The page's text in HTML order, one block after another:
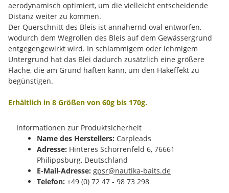
aerodynamisch optimiert, um die vielleicht entscheidende
Distanz weiter zu kommen.
Der Querschnitt des Bleis ist annähernd oval entworfen,
wodurch dem Wegrollen des Bleis auf dem Gewässergrund
entgegengewirkt wird. In schlammigem oder lehmigem
Untergrund hat das Blei dadurch zusätzlich eine größere
Fläche, die am Grund haften kann, um den Hakeffekt zu
begünstigen.
Erhältlich in 8 Größen von 60g bis 170g.
Informationen zur Produktsicherheit
Name des Herstellers: Carpleads
Adresse: Hinteres Schorrenfeld 6, 76661
Philippsburg, Deutschland
E-Mail-Adresse: gpsr@nautika-baits.de
Telefon: +49 (0) 72 47 - 98 73 298